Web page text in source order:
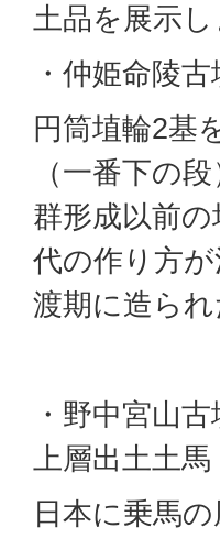
土品を展示し
・仲姫命陵
円筒埴輪2基
（一番下の
群形成以前
代の作り方
渡期に造られ
・野中宮山
上層出土土馬
日本に乗馬